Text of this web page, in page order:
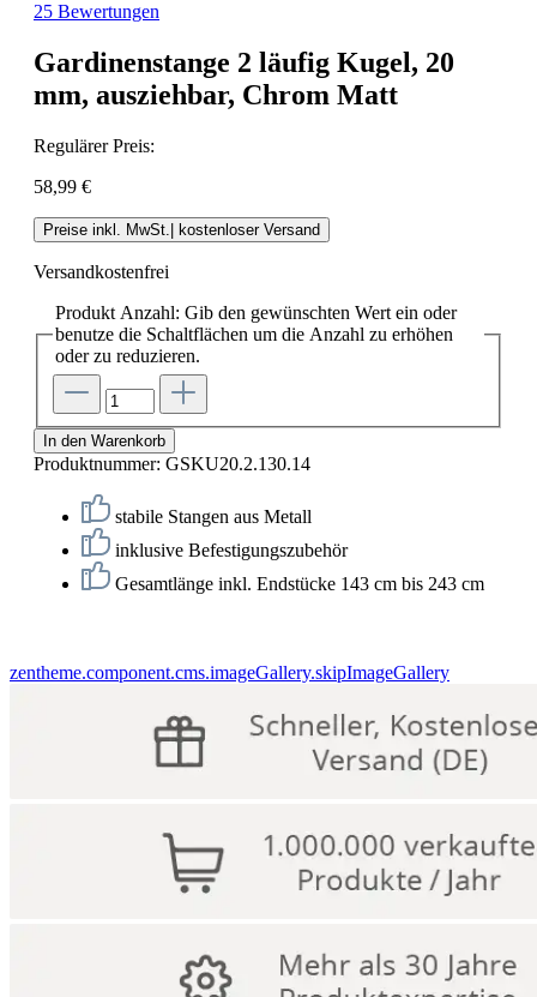
25 Bewertungen
Gardinenstange 2 läufig Kugel, 20
mm, ausziehbar, Chrom Matt
Regulärer Preis:
58,99 €
Preise inkl. MwSt.| kostenloser Versand
Versandkostenfrei
Produkt Anzahl: Gib den gewünschten Wert ein oder
benutze die Schaltflächen um die Anzahl zu erhöhen
oder zu reduzieren.
In den Warenkorb
Produktnummer: GSKU20.2.130.14
stabile Stangen aus Metall
inklusive Befestigungszubehör
Gesamtlänge inkl. Endstücke 143 cm bis 243 cm
zentheme.component.cms.imageGallery.skipImageGallery